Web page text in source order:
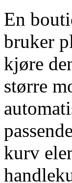
En
bruker
kjøre
større
kurv